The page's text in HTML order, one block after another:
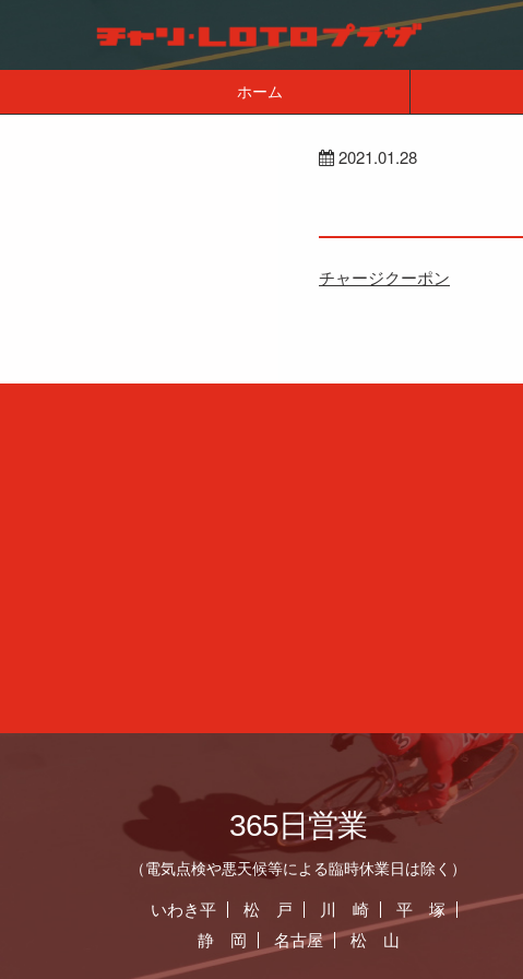
ホーム
2021.01.28
チャージクーポン
365日営業
（電気点検や悪天候等による臨時休業日は除く）
いわき平 松 戸 川 崎
平 塚
静 岡
名古屋 松 山